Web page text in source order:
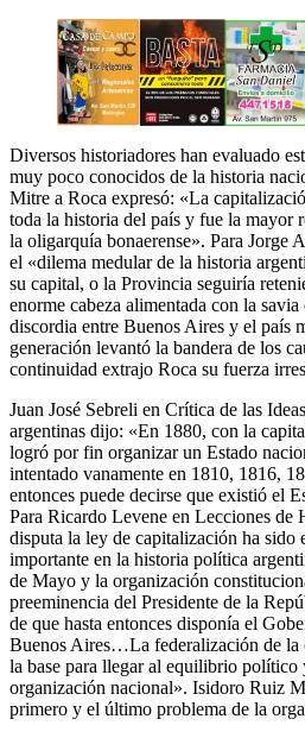
Diversos historiadores han evaluado
muy poco conocidos de la historia
Mitre a Roca expresó: «La
toda la historia del país y fue la mayor
la oligarquía bonaerense». Para Jorge
el «dilema medular de la historia
su capital, o la Provincia seguiría
enorme cabeza alimentada con la
discordia entre Buenos Aires y el país
generación levantó la bandera de los
continuidad extrajo Roca su fuerza
Juan José Sebreli en Crítica de las
argentinas dijo: «En 1880, con la
logró por fin organizar un Estado
intentado vanamente en 1810, 1816,
entonces puede decirse que existió el
Para Ricardo Levene en Lecciones de
disputa la ley de capitalización ha sido
importante en la historia política
de Mayo y la organización
preeminencia del Presidente de la
de que hasta entonces disponía el
Buenos Aires…La federalización de la
la base para llegar al equilibrio político
organización nacional». Isidoro Ruiz
primero y el último problema de la